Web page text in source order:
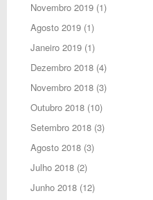
Novembro 2019(1)
Agosto 2019(1)
Janeiro 2019(1)
Dezembro 2018(4)
Novembro 2018(3)
Outubro 2018(10)
Setembro 2018(3)
Agosto 2018(3)
Julho 2018(2)
Junho 2018(12)